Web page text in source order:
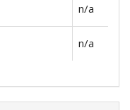
n/a
n/a